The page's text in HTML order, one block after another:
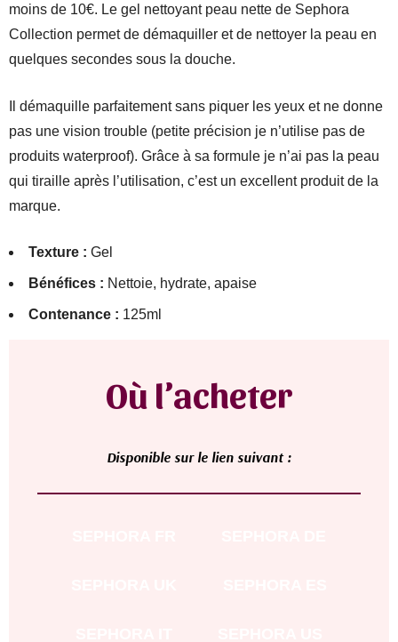
moins de 10€. Le gel nettoyant peau nette de Sephora
Collection permet de démaquiller et de nettoyer la peau en
quelques secondes sous la douche.
Il démaquille parfaitement sans piquer les yeux et ne donne
pas une vision trouble (petite précision je n’utilise pas de
produits waterproof). Grâce à sa formule je n’ai pas la peau
qui tiraille après l’utilisation, c’est un excellent produit de la
marque.
Texture : Gel
Bénéfices : Nettoie, hydrate, apaise
Contenance : 125ml
Où l’acheter
Disponible sur le lien suivant :